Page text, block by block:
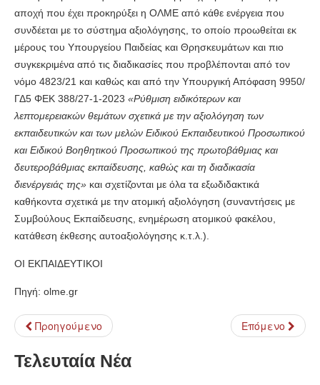
αποχή που έχει προκηρύξει η ΟΛΜΕ από κάθε ενέργεια που
συνδέεται με το σύστημα αξιολόγησης, το οποίο προωθείται εκ
μέρους του Υπουργείου Παιδείας και Θρησκευμάτων και πιο
συγκεκριμένα από τις διαδικασίες που προβλέπονται από τον
νόμο 4823/21 και καθώς και από την Υπουργική Απόφαση 9950/
ΓΔ5 ΦΕΚ 388/27-1-2023 «Ρύθμιση ειδικότερων και
λεπτομερειακών θεμάτων σχετικά με την αξιολόγηση των
εκπαιδευτικών και των μελών Ειδικού Εκπαιδευτικού Προσωπικού
και Ειδικού Βοηθητικού Προσωπικού της πρωτοβάθμιας και
δευτεροβάθμιας εκπαίδευσης, καθώς και τη διαδικασία
διενέργειάς της» και σχετίζονται με όλα τα εξωδιδακτικά
καθήκοντα σχετικά με την ατομική αξιολόγηση (συναντήσεις με
Συμβούλους Εκπαίδευσης, ενημέρωση ατομικού φακέλου,
κατάθεση έκθεσης αυτοαξιολόγησης κ.τ.λ.).
ΟΙ ΕΚΠΑΙΔΕΥΤΙΚΟΙ
Πηγή: olme.gr
Προηγούμενο Επόμενο
Τελευταία Νέα